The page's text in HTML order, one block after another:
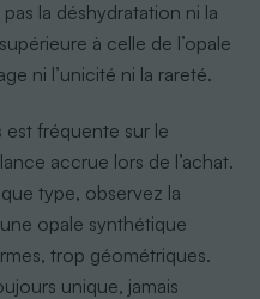
pas la déshydratation ni la
à celle de l’opale
ni l’unicité ni la rareté.
fréquente sur le
accrue lors de l’achat.
type, observez la
opale synthétique
trop géométriques.
unique, jamais